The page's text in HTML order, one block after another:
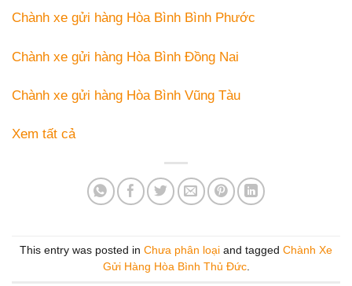
Chành xe gửi hàng Hòa Bình Bình Phước
Chành xe gửi hàng Hòa Bình Đồng Nai
Chành xe gửi hàng Hòa Bình Vũng Tàu
Xem tất cả
This entry was posted in Chưa phân loại and tagged Chành Xe
Gửi Hàng Hòa Bình Thủ Đức.